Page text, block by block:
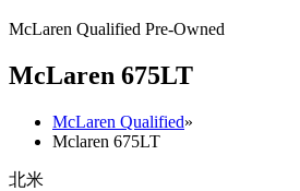
McLaren Qualified Pre-Owned
McLaren 675LT
McLaren Qualified»
Mclaren 675LT
北米